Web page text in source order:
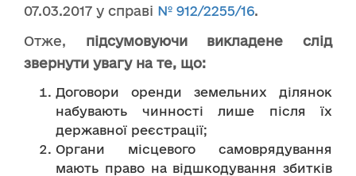
07.03.2017 у справі № 912/2255/16.
Отже, підсумовуючи викладене слід
звернути увагу на те, що:
Договори оренди земельних ділянок
набувають чинності лише після їх
державної реєстрації;
Органи місцевого самоврядування
мають право на відшкодування збитків